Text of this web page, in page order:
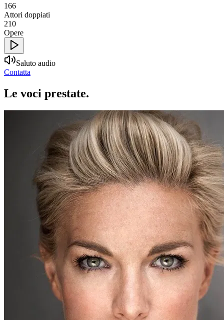
166
Attori doppiati
210
Opere
Saluto audio
Contatta
Le voci prestate.